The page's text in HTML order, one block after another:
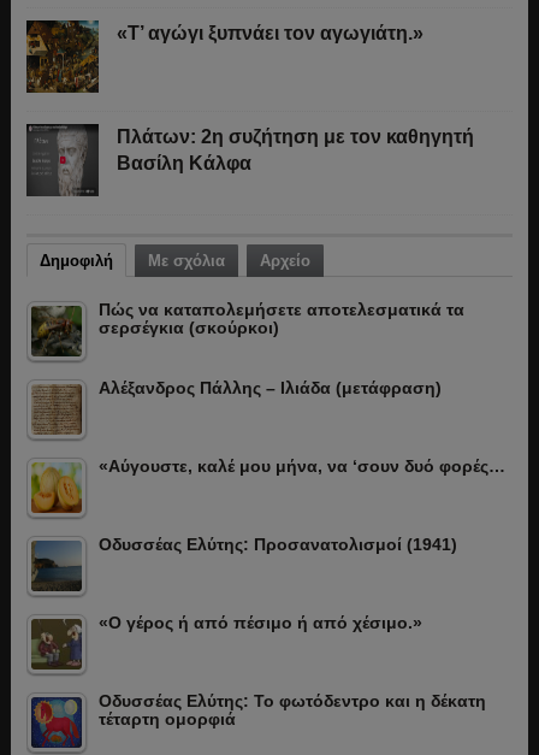
«Τ’ αγώγι ξυπνάει τον αγωγιάτη.»
Πλάτων: 2η συζήτηση με τον καθηγητή
Βασίλη Κάλφα
Δημοφιλή Με σχόλια Αρχείο
Πώς να καταπολεμήσετε αποτελεσματικά τα
σερσέγκια (σκούρκοι)
Αλέξανδρος Πάλλης – Ιλιάδα (μετάφραση)
«Αύγουστε, καλέ μου μήνα, να ‘σουν δυό φορές…
Οδυσσέας Ελύτης: Προσανατολισμοί (1941)
«Ο γέρος ή από πέσιμο ή από χέσιμο.»
Οδυσσέας Ελύτης: Το φωτόδεντρο και η δέκατη
τέταρτη ομορφιά